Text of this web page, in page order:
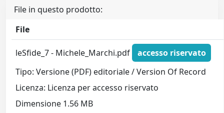
File in questo prodotto:
File
leSfide_7 - Michele_Marchi.pdf
accesso riservato
Tipo: Versione (PDF) editoriale / Version Of Record
Licenza: Licenza per accesso riservato
Dimensione 1.56 MB